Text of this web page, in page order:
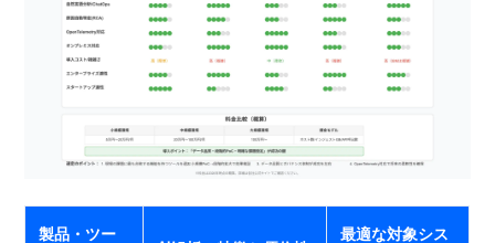
製品・ツー
最適な対象シス